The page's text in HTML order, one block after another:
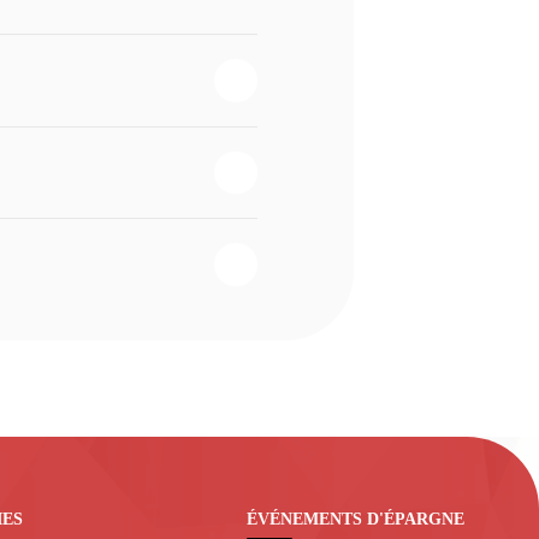
ÉVÉNEMENTS D'ÉPARGNE